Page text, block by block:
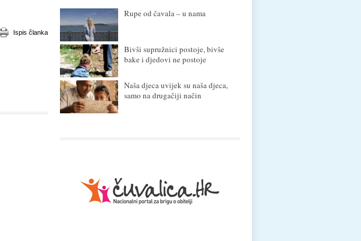
Ispis članka
Rupe od čavala – u nama
Bivši supružnici postoje, bivše
bake i djedovi ne postoje
Naša djeca uvijek su naša djeca,
samo na drugačiji način